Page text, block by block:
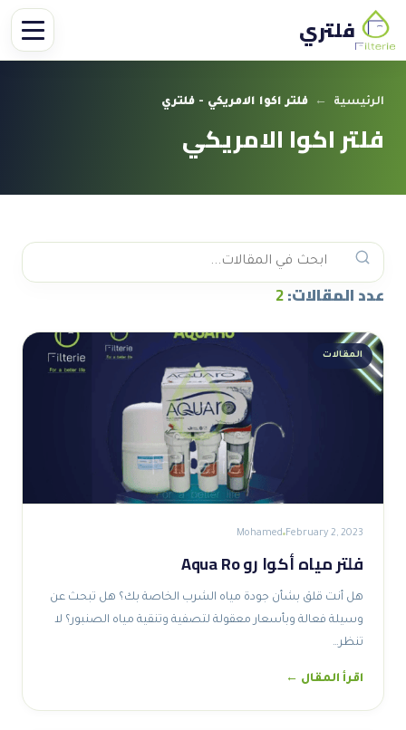
فلتري
الرئيسية ← فلتر اكوا الامريكي - فلتري
فلتر اكوا الامريكي
عدد المقالات:2
المقالات
February 2, 2023
Mohamed
فلتر مياه أكوا رو Aqua Ro
هل أنت قلق بشأن جودة مياه الشرب الخاصة بك؟ هل تبحث عن
وسيلة فعالة وبأسعار معقولة لتصفية وتنقية مياه الصنبور؟ لا
تنظر…
اقرأ المقال ←